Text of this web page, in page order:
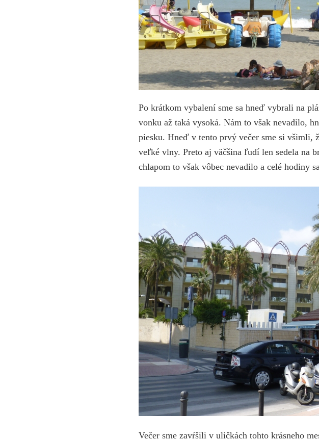
Po krátkom vybalení sme sa hneď vybrali na
vonku až taká vysoká. Nám to však nevadilo,
piesku. Hneď v tento prvý večer sme si všimli,
veľké vlny. Preto aj väčšina ľudí len sedela na
chlapom to však vôbec nevadilo a celé hodiny
Večer sme zavŕšili v uličkách tohto krásneho